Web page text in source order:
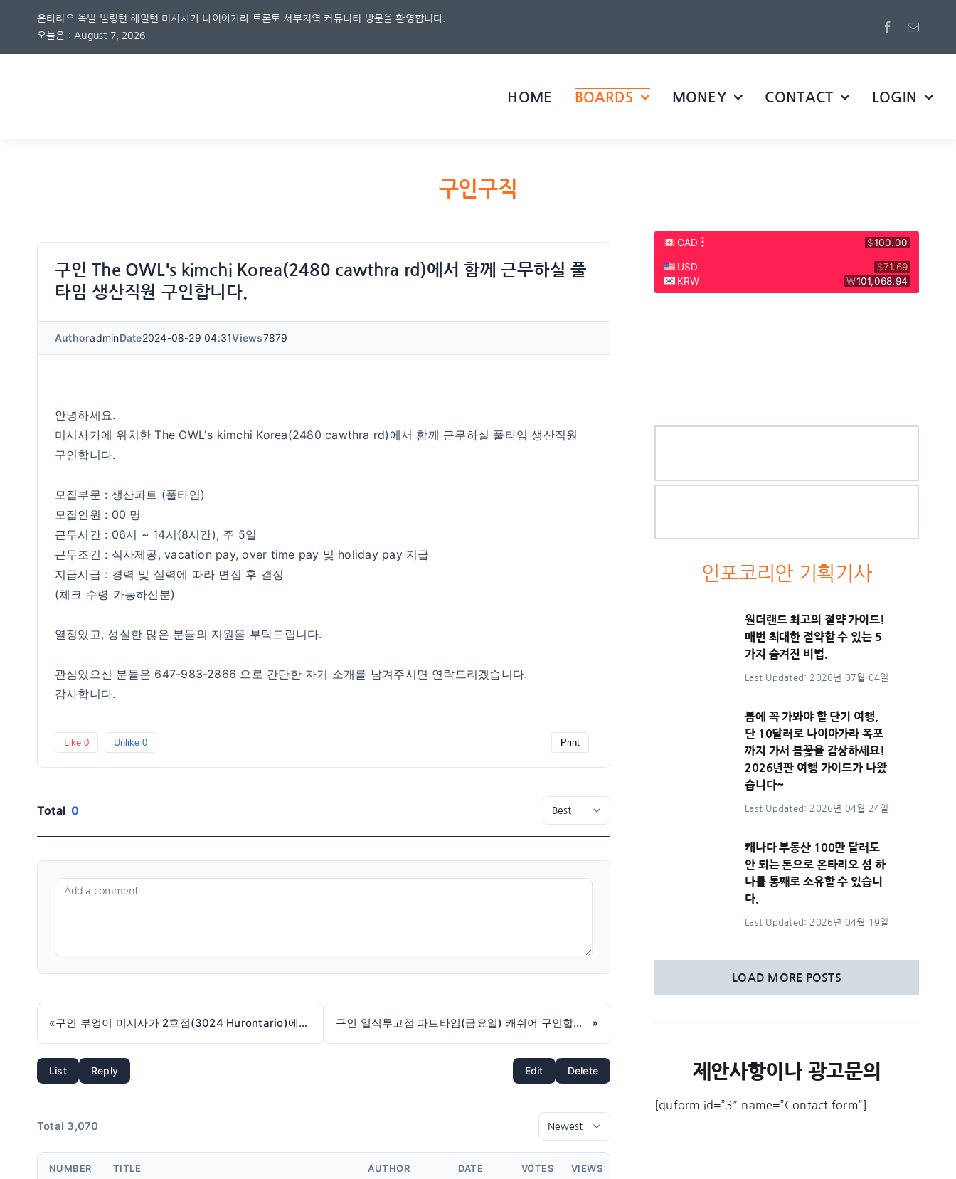
온타리오 옥빌 벌링턴 해밀턴 미시사가 나이아가라 토론토 서부지역 커뮤니티 방문을 환영합니다.
오늘은 : August 7, 2026
HOME BOARDS MONEY CONTACT LOGIN
구인구직
구인 The OWL's kimchi Korea(2480 cawthra rd)에서 함께 근무하실 풀
타임 생산직원 구인합니다.
AuthoradminDate2024-08-29 04:31Views7879
안녕하세요.
미시사가에 위치한 The OWL's kimchi Korea(2480 cawthra rd)에서 함께 근무하실 풀타임 생산직원
구인합니다.
모집부문 : 생산파트 (풀타임)
모집인원 : 00 명
근무시간 : 06시 ~ 14시(8시간), 주 5일
근무조건 : 식사제공, vacation pay, over time pay 및 holiday pay 지급
지급시급 : 경력 및 실력에 따라 면접 후 결정
(체크 수령 가능하신분)
열정있고, 성실한 많은 분들의 지원을 부탁드립니다.
​관심있으신 분들은 647-983-2866 으로 간단한 자기 소개를 남겨주시면 연락드리겠습니다.
감사합니다.
Like 0 Unlike0 Print
Total 0
« 구인 부엉이 미시사가 2호점(3024 Hurontario)에서 함께 근무하실 풀타임 헬퍼 구인합니다. 구인 일식투고점 파트타임(금요일) 캐쉬어 구인합니다. »
List Reply Edit Delete
Total 3,070
NUMBER TITLE AUTHOR DATE VOTES VIEWS
인포코리안 기획기사
원더랜드 최고의 절약 가이드!
매번 최대한 절약할 수 있는 5
가지 숨겨진 비법.
Last Updated: 2026년 07월 04일
봄에 꼭 가봐야 할 단기 여행,
단 10달러로 나이아가라 폭포
까지 가서 봄꽃을 감상하세요!
2026년판 여행 가이드가 나왔
습니다~
Last Updated: 2026년 04월 24일
캐나다 부동산 100만 달러도
안 되는 돈으로 온타리오 섬 하
나를 통째로 소유할 수 있습니
다.
Last Updated: 2026년 04월 19일
LOAD MORE POSTS
제안사항이나 광고문의
[quform id=”3″ name=”Contact form”]